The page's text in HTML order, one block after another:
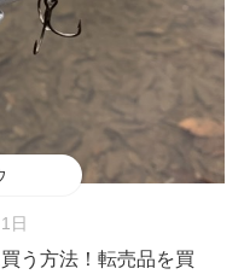
日
う方法！転売品を買